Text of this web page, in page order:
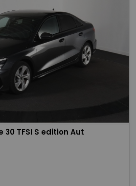
30 TFSI S edition Aut